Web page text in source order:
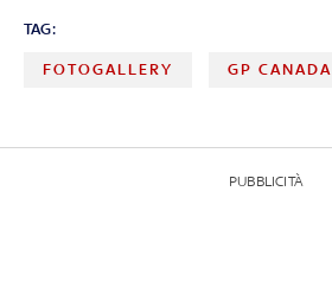
TAG:
FOTOGALLERY GP CANADA
PUBBLICITÀ